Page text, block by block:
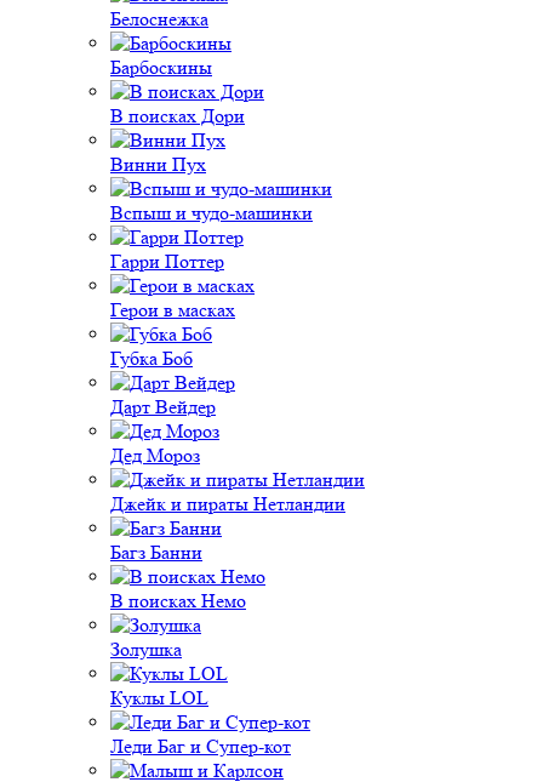
Белоснежка
Барбоскины
В поисках Дори
Винни Пух
Вспыш и чудо-машинки
Гарри Поттер
Герои в масках
Губка Боб
Дарт Вейдер
Дед Мороз
Джейк и пираты Нетландии
Багз Банни
В поисках Немо
Золушка
Куклы LOL
Леди Баг и Супер-кот